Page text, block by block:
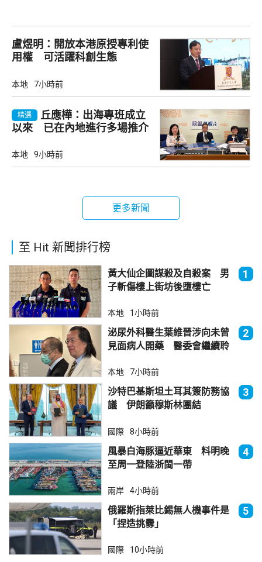
盧煜明：開放本港原授專利使
用權 可活躍科創生態
本地 7小時前
精選
丘應樺：出海專班成立
以來 已在內地進行多場推介
本地 9小時前
更多新聞
至 Hit 新聞排行榜
黃大仙企圖謀殺及自殺案 男
子斬傷樓上街坊後墮樓亡
1
本地 1小時前
泌尿外科醫生葉維晉涉向未曾
見面病人開藥 醫委會繼續聆
2
本地 7小時前
沙特巴基斯坦土耳其簽防務協
議 伊朗籲穆斯林團結
3
國際 8小時前
風暴白海豚逼近華東 料明晚
至周一登陸浙閩一帶
4
兩岸 4小時前
俄羅斯指萊比錫無人機事件是
「捏造挑釁」
5
國際 10小時前